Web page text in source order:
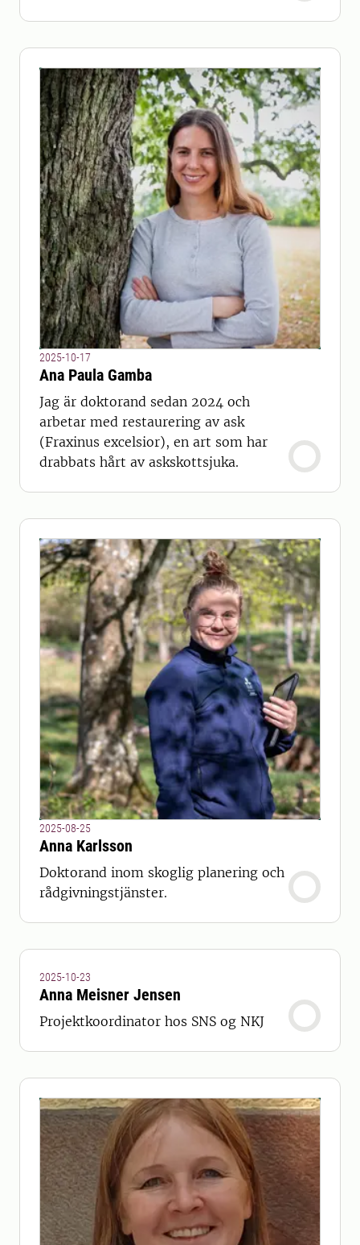
2025-10-17
Ana Paula Gamba
Jag är doktorand sedan 2024 och
arbetar med restaurering av ask
(Fraxinus excelsior), en art som har
drabbats hårt av askskottsjuka.
2025-08-25
Anna Karlsson
Doktorand inom skoglig planering och
rådgivningstjänster.
2025-10-23
Anna Meisner Jensen
Projektkoordinator hos SNS og NKJ